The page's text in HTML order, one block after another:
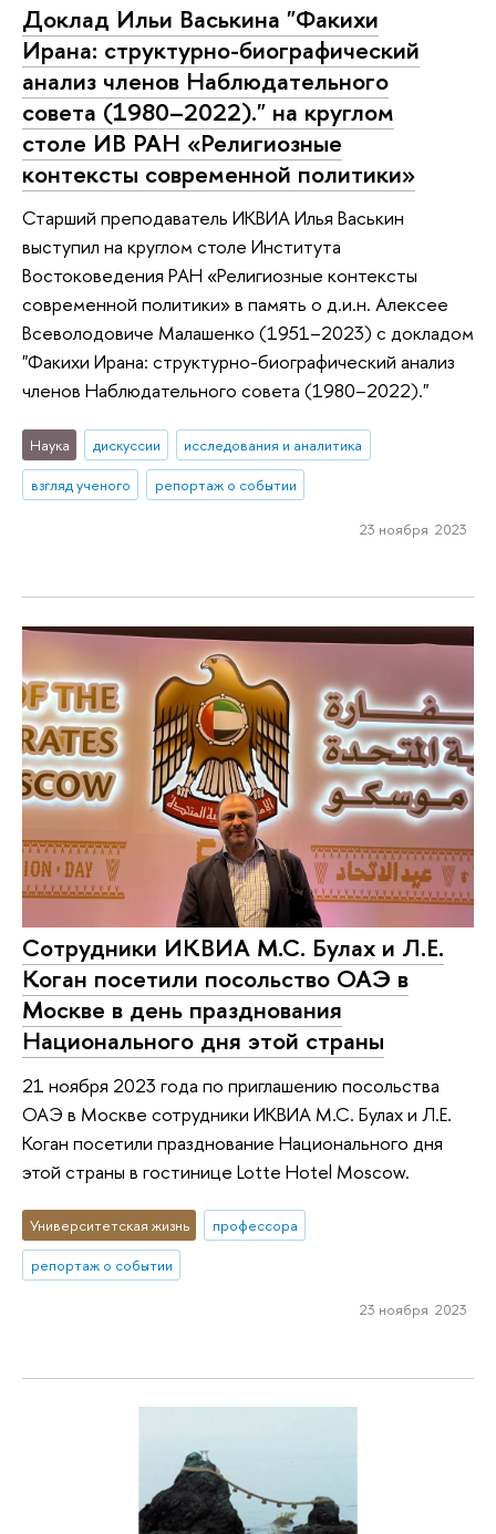
Доклад Ильи Васькина "Факихи
Ирана: структурно-биографический
анализ членов Наблюдательного
совета (1980–2022)." на круглом
столе ИВ РАН «Религиозные
контексты современной политики»
Старший преподаватель ИКВИА Илья Васькин
выступил на круглом столе Института
Востоковедения РАН «Религиозные контексты
современной политики» в память о д.и.н. Алексее
Всеволодовиче Малашенко (1951–2023) с докладом
"Факихи Ирана: структурно-биографический анализ
членов Наблюдательного совета (1980–2022)."
Наука дискуссии
исследования и аналитика
взгляд ученого
репортаж о событии
23 ноября 2023
Сотрудники ИКВИА М.С. Булах и Л.Е.
Коган посетили посольство ОАЭ в
Москве в день празднования
Национального дня этой страны
21 ноября 2023 года по приглашению посольства
ОАЭ в Москве сотрудники ИКВИА М.С. Булах и Л.Е.
Коган посетили празднование Национального дня
этой страны в гостинице Lotte Hotel Moscow.
Университетская жизнь
профессора
репортаж о событии
23 ноября 2023